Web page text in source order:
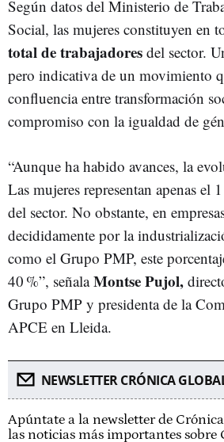
Según datos del Ministerio de
Social, las mujeres constituyen en
total de trabajadores del sector.
pero indicativa de un movimiento
confluencia entre transformación
compromiso con la igualdad de
“Aunque ha habido avances, la
Las mujeres representan apenas el
del sector. No obstante, en
decididamente por la
como el Grupo PMP, este
40 %”, señalaMontse Pujol,
Grupo PMP y presidenta de la
APCE en Lleida.
NEWSLETTER CRÓNICA
Apúntate a la newsletter de
las noticias más importantes sobre